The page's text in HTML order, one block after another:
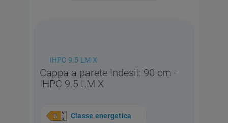
IHPC 9.5 LM X
Cappa a parete Indesit: 90 cm -
IHPC 9.5 LM X
Classe energetica